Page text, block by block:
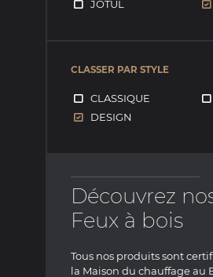
JOTUL
CLASSER PAR STYLE
CLASSIQUE
DESIGN
Découvrez
Feux à bois
Tous nos produits sont
la Maison du chauffage au